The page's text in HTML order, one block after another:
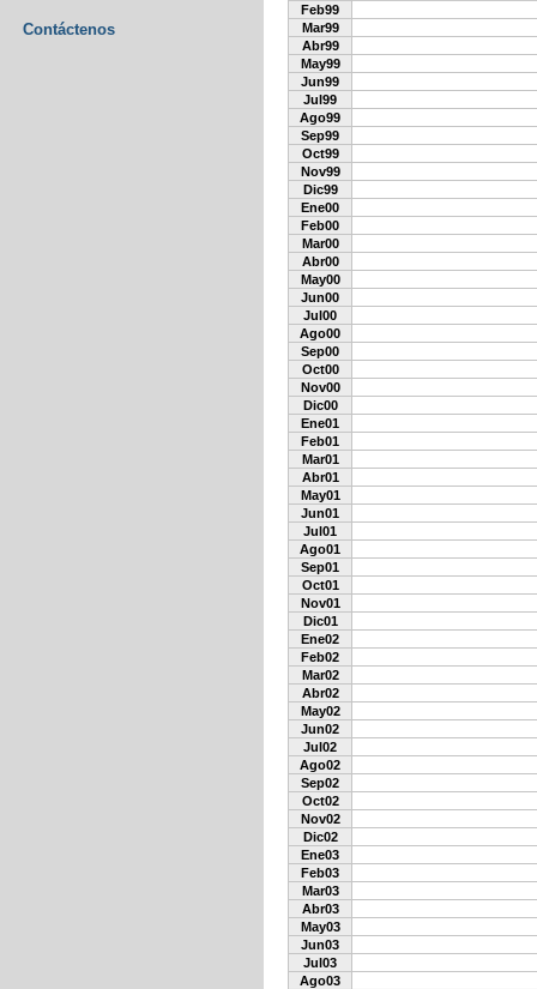
Contáctenos
Feb99
Mar99
Abr99
May99
Jun99
Jul99
Ago99
Sep99
Oct99
Nov99
Dic99
Ene00
Feb00
Mar00
Abr00
May00
Jun00
Jul00
Ago00
Sep00
Oct00
Nov00
Dic00
Ene01
Feb01
Mar01
Abr01
May01
Jun01
Jul01
Ago01
Sep01
Oct01
Nov01
Dic01
Ene02
Feb02
Mar02
Abr02
May02
Jun02
Jul02
Ago02
Sep02
Oct02
Nov02
Dic02
Ene03
Feb03
Mar03
Abr03
May03
Jun03
Jul03
Ago03